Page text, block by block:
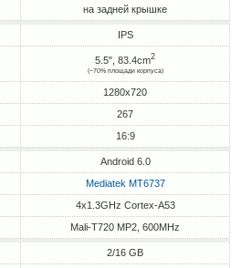
на задней крышке
IPS
5.5", 83.4cm2
(~70% площади корпуса)
1280x720
267
16:9
Android 6.0
Mediatek MT6737
4x1.3GHz Cortex-A53
Mali-T720 MP2, 600MHz
2/16 GB